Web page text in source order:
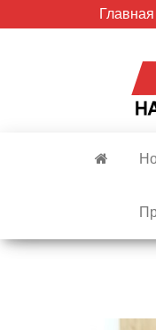
Главная